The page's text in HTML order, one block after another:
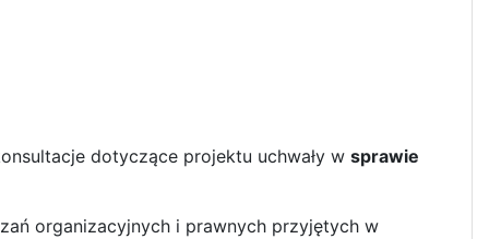
dotyczące projektu uchwały w sprawie
organizacyjnych i prawnych przyjętych w